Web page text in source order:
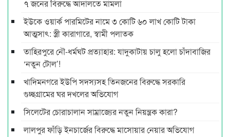
৭ জনের বিরুদ্ধে আদালতে মামলা
ইউকে ওয়ার্ক পারমিটের নামে ৩ কোটি ৬০ লাখ কোটি টাকা
আত্মসাৎ: স্ত্রী কারাগারে, স্বামী পলাতক
তাহিরপুরে নৌ-ধর্মঘট প্রত্যাহার: যাদুকাটায় চালু হলো চাঁদাবাজির
‘নতুন টোল’!
খাদিমনগরে ইউপি সদস্যসহ তিনজনের বিরুদ্ধে সরকারি
গুচ্ছগ্রামের ঘর দখলের অভিযোগ
সিলেটের চোরাচালান সাম্রাজ্যের নতুন নিয়ন্ত্রক কারা?
লালপুর ফাঁড়ি ইনচার্জের বিরুদ্ধে মাসোয়ার নেয়ার অভিযোগ